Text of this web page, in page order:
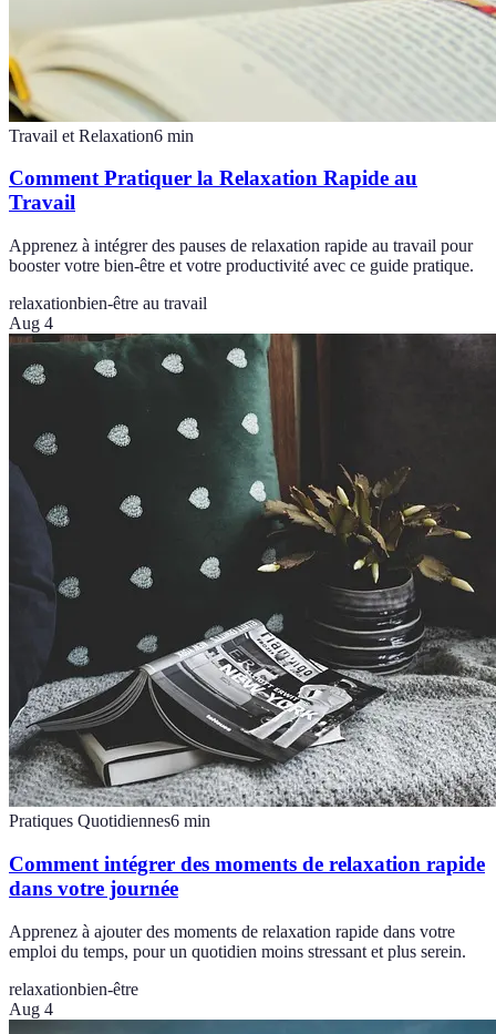
Travail et Relaxation6 min
Comment Pratiquer la Relaxation Rapide au
Travail
Apprenez à intégrer des pauses de relaxation rapide au travail pour
booster votre bien-être et votre productivité avec ce guide pratique.
relaxationbien-être au travail
Aug 4
Pratiques Quotidiennes6 min
Comment intégrer des moments de relaxation rapide
dans votre journée
Apprenez à ajouter des moments de relaxation rapide dans votre
emploi du temps, pour un quotidien moins stressant et plus serein.
relaxationbien-être
Aug 4